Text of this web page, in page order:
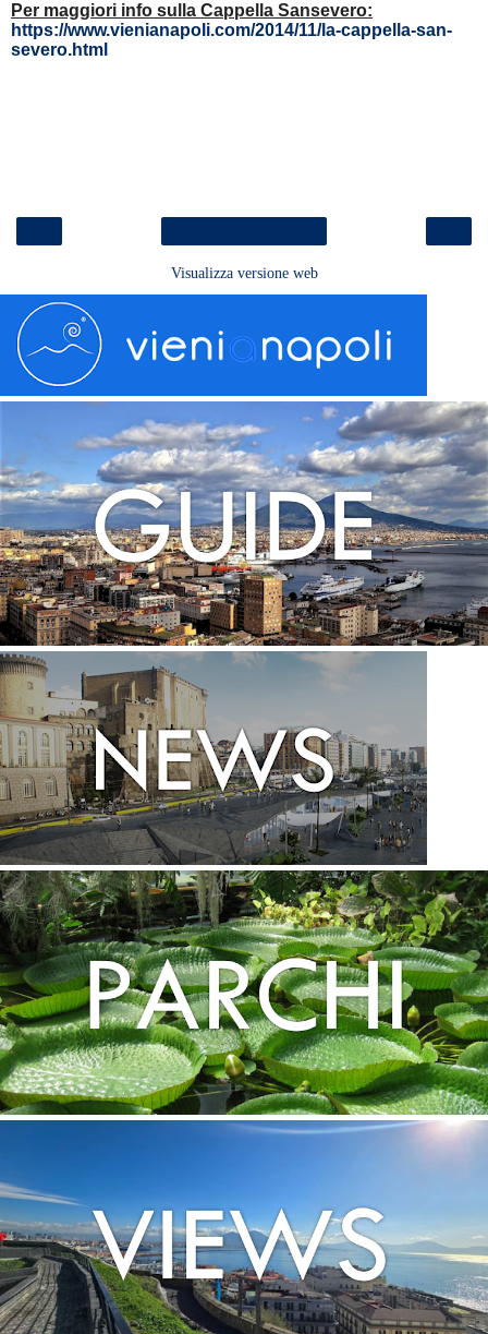
Per maggiori info sulla Cappella Sansevero:
https://www.vienianapoli.com/2014/11/la-cappella-san-
severo.html
Visualizza versione web